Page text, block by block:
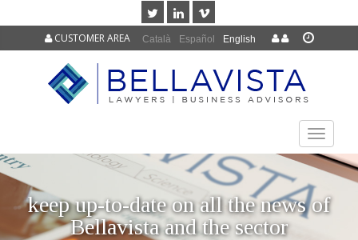
Català Español English
CUSTOMER AREA
TOGGLE
keep up-to-date on all the news of
Bellavista and the sector